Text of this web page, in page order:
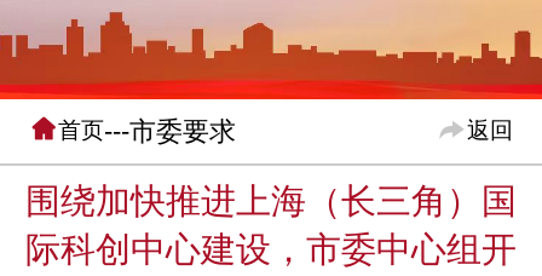
首页---市委要求 返回
围绕加快推进上海（长三角）国
际科创中心建设，市委中心组开